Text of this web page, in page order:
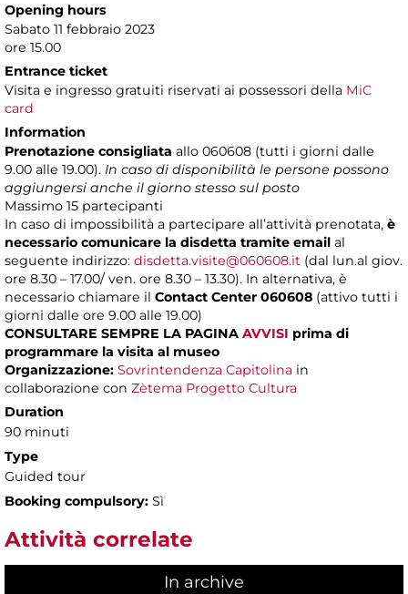
Opening hours
Sabato 11 febbraio 2023
ore 15.00
Entrance ticket
Visita e ingresso gratuiti riservati ai possessori della MiC
card
Information
Prenotazione consigliata allo 060608 (tutti i giorni dalle
9.00 alle 19.00). In caso di disponibilità le persone possono
aggiungersi anche il giorno stesso sul posto
Massimo 15 partecipanti
In caso di impossibilità a partecipare all’attività prenotata, è
necessario comunicare la disdetta tramite email al
seguente indirizzo: disdetta.visite@060608.it (dal lun.al giov.
ore 8.30 – 17.00/ ven. ore 8.30 – 13.30). In alternativa, è
necessario chiamare il Contact Center 060608 (attivo tutti i
giorni dalle ore 9.00 alle 19.00)
CONSULTARE SEMPRE LA PAGINA AVVISI prima di
programmare la visita al museo
Organizzazione: Sovrintendenza Capitolina in
collaborazione con Zètema Progetto Cultura
Duration
90 minuti
Type
Guided tour
Booking compulsory: Sì
Attività correlate
In archive